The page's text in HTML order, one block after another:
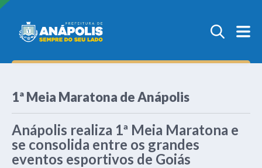
1ª Meia Maratona de Anápolis
Anápolis realiza 1ª Meia Maratona e
se consolida entre os grandes
eventos esportivos de Goiás